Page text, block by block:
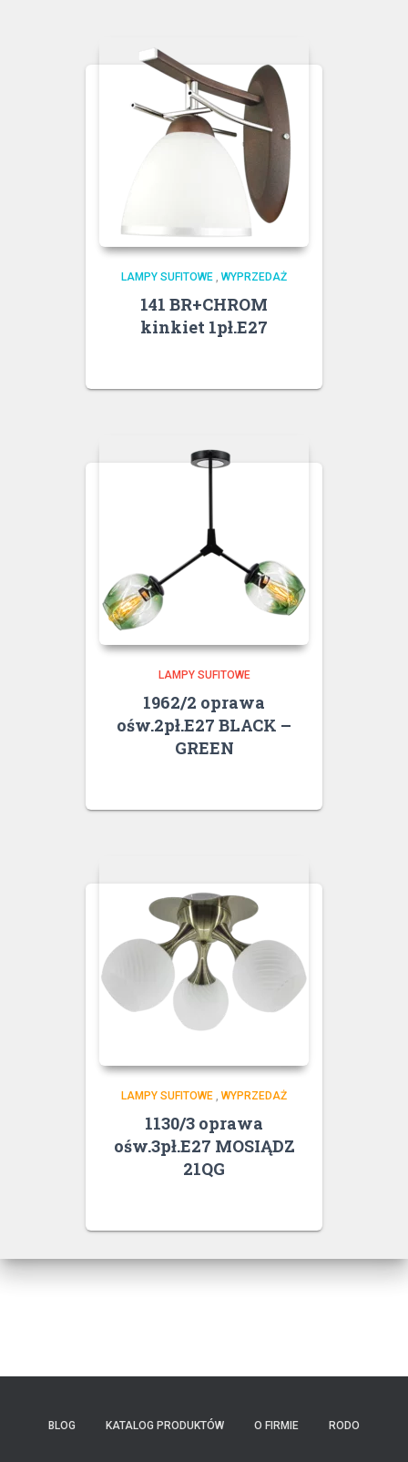
LAMPY SUFITOWE , WYPRZEDAŻ
141 BR+CHROM
kinkiet 1pł.E27
LAMPY SUFITOWE
1962/2 oprawa
ośw.2pł.E27 BLACK –
GREEN
LAMPY SUFITOWE , WYPRZEDAŻ
1130/3 oprawa
ośw.3pł.E27 MOSIĄDZ
21QG
BLOG KATALOG PRODUKTÓW O FIRMIE RODO